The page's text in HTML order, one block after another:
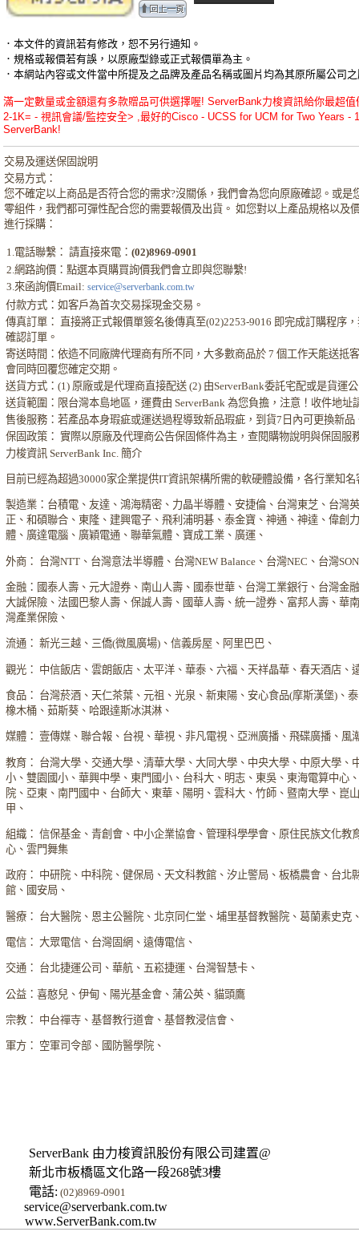
．本文件的資訊若有修改，恕不另行通知。
．規格或報價若有誤，以原廠型錄或正式報價單為主。
．本網站內容或文件當中所提及之品牌及產品名稱或圖片均為其原所屬公司
滿一定數量或金額還有多款贈品可供選擇喔! ServerBank力梭資訊給你最超
2-1K= - 視訊會議/監控安全> ,最好的Cisco - UCSS for UCM for Two Years -
ServerBank!
交易及運送保固說明
交易方式：
您不確定以上商品是否符合您的需求?沒關係，我們會為您向原廠確認。或是
零組件，我們都可彈性配合您的需要報價及出貨。 如您對以上產品規格以及
進行採購：
1.電話聯繫： 請直接來電：(02)8969-0901
2.網路詢價：點選本頁購買詢價我們會立即與您聯繫!
3.來函詢價Email: service@serverbank.com.tw
付款方式：如客戶為首次交易採現金交易。
傳真訂單： 直接將正式報價單簽名後傳真至(02)2253-9016 即完成訂購程序
確認訂單。
寄送時間：依造不同廠牌代理商有所不同，大多數商品於 7 個工作天能送抵
會同時回覆您確定交期。
送貨方式：(1) 原廠或是代理商直接配送 (2) 由ServerBank委託宅配或是貨運
送貨範圍：限台灣本島地區，運費由 ServerBank 為您負擔，注意！收件地址
售後服務：若產品本身瑕疵或運送過程導致新品瑕疵，到貨7日內可更換新品
保固政策： 實際以原廠及代理商公告保固條件為主，查閱購物說明與保固服
力梭資訊 ServerBank Inc. 簡介
目前已經為超過30000家企業提供IT資訊架構所需的軟硬體設備，各行業知名
製造業：台積電、友達、鴻海精密、力晶半導體、安捷倫、台灣東芝、台灣
正、和碩聯合、東隆、建興電子、飛利浦明碁、泰金寶、神通、神達、偉創
體、廣達電腦、廣穎電通、聯華氣體、寶成工業、廣運、
外商： 台灣NTT、台灣意法半導體、台灣NEW Balance、台灣NEC、台灣
金融：國泰人壽、元大證券、南山人壽、國泰世華、台灣工業銀行、台灣金
大誠保險、法國巴黎人壽、保誠人壽、國華人壽、統一證券、富邦人壽、華
灣產業保險、
流通： 新光三越、三僑(微風廣場)、信義房屋、阿里巴巴、
觀光： 中信飯店、雲朗飯店、太平洋、華泰、六福、天祥晶華、春天酒店、
食品： 台灣菸酒、天仁茶葉、元祖、光泉、新東陽、安心食品(摩斯漢堡)、
橡木桶、茹斯葵、哈跟達斯冰淇淋、
媒體： 壹傳媒、聯合報、台視、華視、非凡電視、亞洲廣播、飛碟廣播、風
教育： 台灣大學、交通大學、清華大學、大同大學、中央大學、中原大學、
小、雙園國小、華興中學、東門國小、台科大、明志、東吳、東海電算中心
院、亞東、南門國中、台師大、東華、陽明、雲科大、竹師、暨南大學、崑
甲、
組織： 信保基金、青創會、中小企業協會、管理科學學會、原住民族文化教
心、雲門舞集
政府： 中研院、中科院、健保局、天文科教館、汐止警局、板橋農會、台北
館、國安局、
醫療： 台大醫院、恩主公醫院、北京同仁堂、埔里基督教醫院、葛蘭素史克
電信： 大眾電信、台灣固網、遠傳電信、
交通： 台北捷運公司、華航、五崧捷運、台灣智慧卡、
公益：喜憨兒、伊甸、陽光基金會、蒲公英、貓頭鷹
宗教： 中台禪寺、基督教行道會、基督教浸信會、
軍方： 空軍司令部、國防醫學院、
ServerBank 由力梭資訊股份有限公司建置@
新北市板橋區文化路一段268號3樓
電話: (02)8969-0901
service@serverbank.com.tw
www.ServerBank.com.tw